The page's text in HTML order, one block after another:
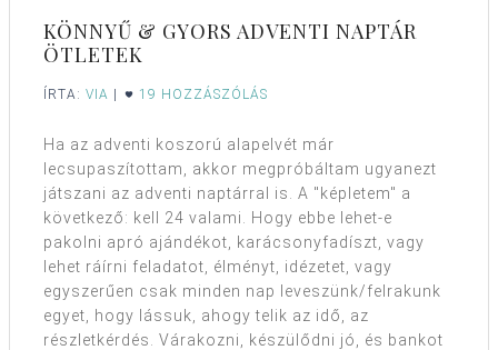
KÖNNYŰ & GYORS ADVENTI NAPTÁR
ÖTLETEK
ÍRTA: VIA 19 HOZZÁSZÓLÁS
Ha az adventi koszorú alapelvét már
lecsupaszítottam, akkor megpróbáltam ugyanezt
játszani az adventi naptárral is. A "képletem" a
következő: kell 24 valami. Hogy ebbe lehet-e
pakolni apró ajándékot, karácsonyfadíszt, vagy
lehet ráírni feladatot, élményt, idézetet, vagy
egyszerűen csak minden nap leveszünk/felrakunk
egyet, hogy lássuk, ahogy telik az idő, az
részletkérdés. Várakozni, készülődni jó, és bankot